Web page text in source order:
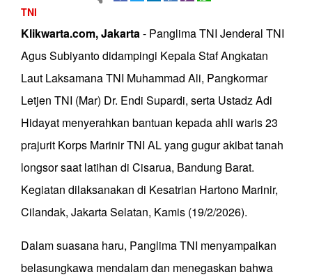
TNI
Klikwarta.com, Jakarta- Panglima TNI Jenderal TNI
Agus Subiyanto didampingi Kepala Staf Angkatan
Laut Laksamana TNI Muhammad Ali, Pangkormar
Letjen TNI (Mar) Dr. Endi Supardi, serta Ustadz Adi
Hidayat menyerahkan bantuan kepada ahli waris 23
prajurit Korps Marinir TNI AL yang gugur akibat tanah
longsor saat latihan di Cisarua, Bandung Barat.
Kegiatan dilaksanakan di Kesatrian Hartono Marinir,
Cilandak, Jakarta Selatan, Kamis (19/2/2026).
Dalam suasana haru, Panglima TNI menyampaikan
belasungkawa mendalam dan menegaskan bahwa